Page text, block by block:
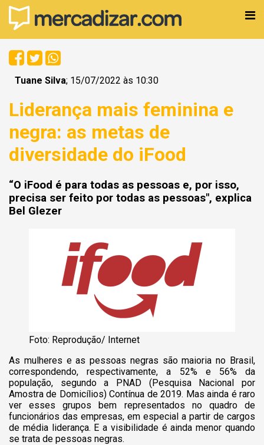
Tuane Silva; 15/07/2022 às 10:30
Liderança mais feminina e
negra: as metas de
diversidade do iFood
“O iFood é para todas as pessoas e, por isso,
precisa ser feito por todas as pessoas", explica
Bel Glezer
Foto: Reprodução/ Internet
As mulheres e as pessoas negras são maioria no Brasil,
correspondendo, respectivamente, a 52% e 56% da
população, segundo a PNAD (Pesquisa Nacional por
Amostra de Domicílios) Contínua de 2019. Mas ainda é raro
ver esses grupos bem representados no quadro de
funcionários das empresas, em especial a partir de cargos
de média liderança. E a visibilidade é ainda menor quando
se trata de pessoas negras.